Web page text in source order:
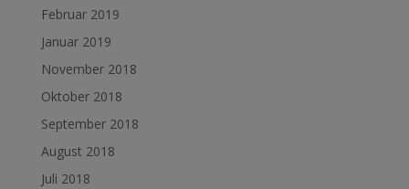
Februar 2019
Januar 2019
November 2018
Oktober 2018
September 2018
August 2018
Juli 2018